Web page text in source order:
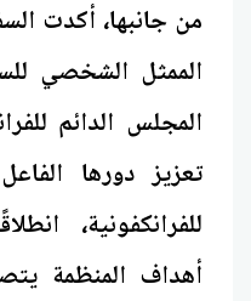
من جانبها، أكدت
الممثل الشخصي
المجلس الدائم
تعزيز دورها
للفرانكفونية،
أهداف المنظمة